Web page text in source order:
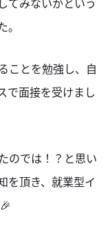
てみないかという
ことを勉強し、自
で面接を受けまし
のでは！？と思い
を頂き、就業型イ